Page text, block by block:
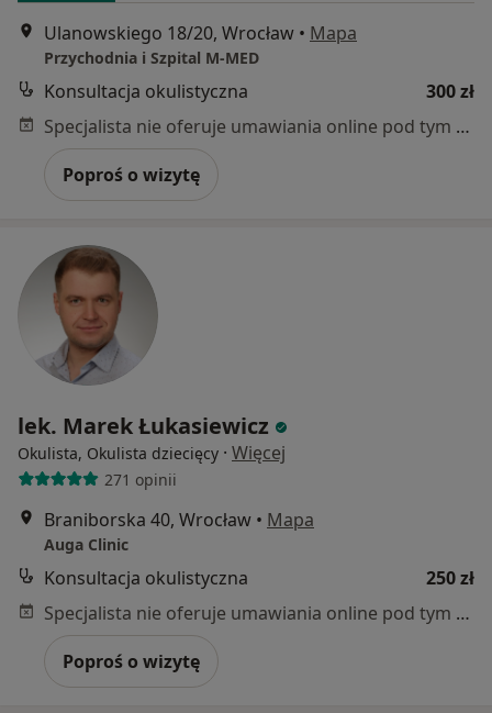
Ulanowskiego 18/20, Wrocław • Mapa
Przychodnia i Szpital M-MED
Konsultacja okulistyczna
300 zł
Specjalista nie oferuje umawiania online pod tym adresem.
Poproś o wizytę
lek. Marek Łukasiewicz
Okulista, Okulista dziecięcy · Więcej
271 opinii
Braniborska 40, Wrocław • Mapa
Auga Clinic
Konsultacja okulistyczna
250 zł
Specjalista nie oferuje umawiania online pod tym adresem.
Poproś o wizytę